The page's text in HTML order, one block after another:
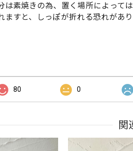
素焼きの為、置く場所によっては
すと、しっぽが折れる恐れがあ
80 0
関